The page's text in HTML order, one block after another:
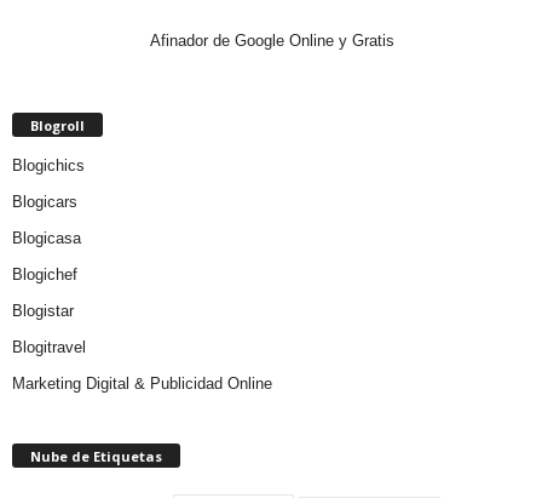
Afinador de Google Online y Gratis
Blogroll
Blogichics
Blogicars
Blogicasa
Blogichef
Blogistar
Blogitravel
Marketing Digital & Publicidad Online
Nube de Etiquetas